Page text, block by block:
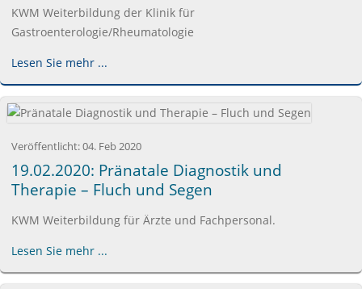
KWM Weiterbildung der Klinik für
Gastroenterologie/Rheumatologie
Lesen Sie mehr ...
Veröffentlicht:04. Feb 2020
19.02.2020: Pränatale Diagnostik und
Therapie – Fluch und Segen
KWM Weiterbildung für Ärzte und Fachpersonal.
Lesen Sie mehr ...